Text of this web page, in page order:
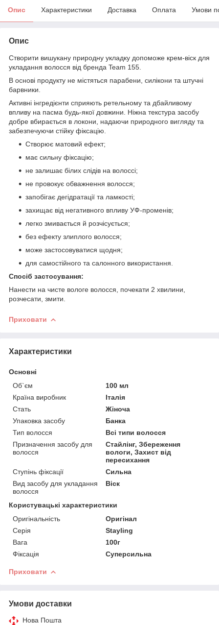
Опис Характеристики Доставка Оплата Умови
Опис
Створити вишукану природну укладку допоможе крем-віск для
укладання волосся від бренда Team 155.
В основі продукту не містяться парабени, силікони та штучні
барвники.
Активні інгредієнти сприяють ретельному та дбайливому
впливу на пасма будь-якої довжини. Ніжна текстура засобу
добре вбирається в локони, надаючи природного вигляду та
забезпечуючи стійку фіксацію.
Створює матовий ефект;
має сильну фіксацію;
не залишає білих слідів на волоссі;
не провокує обважнення волосся;
запобігає дегідратації та ламкості;
захищає від негативного впливу УФ-променів;
легко змивається й розчісується;
без ефекту злиплого волосся;
може застосовуватися щодня;
для самостійного та салонного використання.
Спосіб застосування:
Нанести на чисте вологе волосся, почекати 2 хвилини,
розчесати, змити.
Приховати
Характеристики
Основні
Об`єм
100 мл
Країна виробник
Італія
Стать
Жіноча
Упаковка засобу
Банка
Тип волосся
Всі типи волосся
Призначення засобу для
волосся
Стайлінг, Збереження
вологи, Захист від
пересихання
Ступінь фіксації
Сильна
Вид засобу для укладання
волосся
Віск
Користувацькі характеристики
Оригінальність
Оригінал
Серія
Stayling
Вага
100г
Фіксація
Суперсильна
Приховати
Умови доставки
Нова Пошта